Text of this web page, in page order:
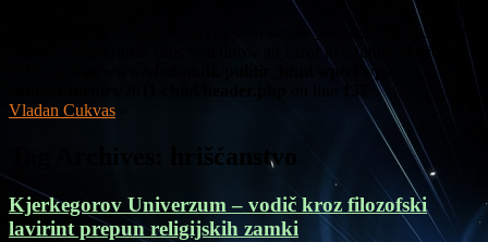
: Use of undefined constant simple_breadcrumb - assumed
'simple_breadcrumb' (this will throw an Error in a future version of
/var/www/vladan.dk/public_html/wp/vl/wp-
Vladan Cukvas
hrišćanstvo
Kjerkegorov Univerzum – vodič kroz filozofski
lavirint prepun religijskih zamki